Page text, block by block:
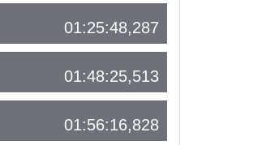
01:25:48,287
01:48:25,513
01:56:16,828